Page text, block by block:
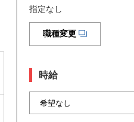
指定なし
職種変更
時給